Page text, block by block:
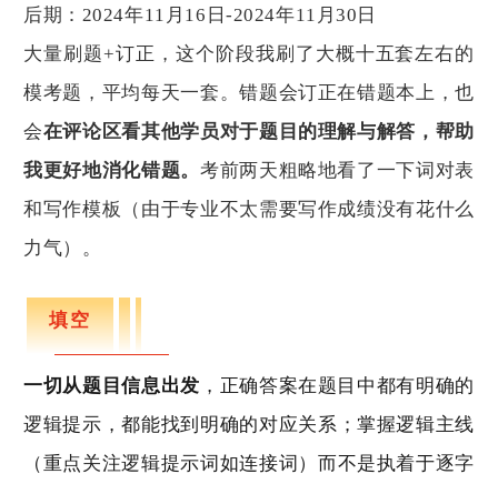
后期：2024年11月16日-2024年11月30日
大量刷题+订正，这个阶段我刷了大概十五套左右的
模考题，平均每天一套。错题会订正在错题本上，也
会在评论区看其他学员对于题目的理解与解答，帮助
我更好地消化错题。 考前两天粗略地看了一下词对表
和写作模板（由于专业不太需要写作成绩没有花什么
力气）。
填空
一切从题目信息出发 ，正确答案在题目中都有明确的
逻辑提示，都能找到明确的对应关系；掌握逻辑主线
（重点关注逻辑提示词如连接词）而不是执着于逐字